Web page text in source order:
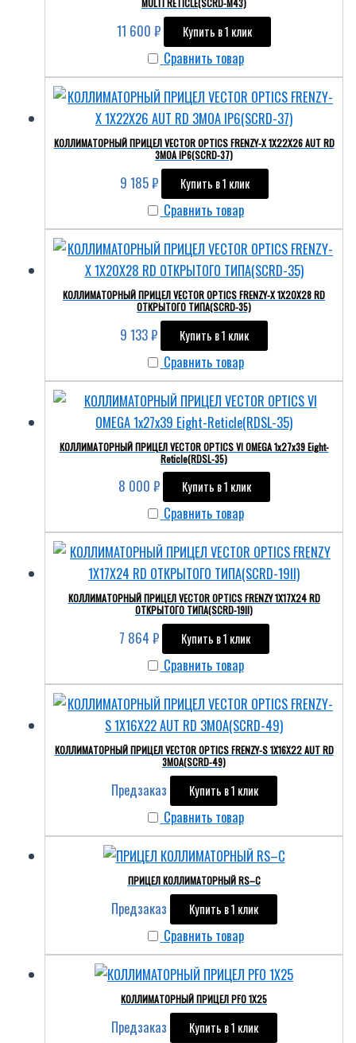
11 600 ₽ Купить в 1 клик
Сравнить товар
КОЛЛИМАТОРНЫЙ ПРИЦЕЛ VECTOR OPTICS FRENZY-X 1X22X26 AUT RD
3MOA IP6(SCRD-37)
9 185₽ Купить в 1 клик
Сравнить товар
КОЛЛИМАТОРНЫЙ ПРИЦЕЛ VECTOR OPTICS FRENZY-Х 1X20X28 RD
ОТКРЫТОГО ТИПА(SCRD-35)
9 133₽ Купить в 1 клик
Сравнить товар
КОЛЛИМАТОРНЫЙ ПРИЦЕЛ VECTOR OPTICS VI OMEGA 1x27x39 Eight-
Reticle(RDSL-35)
8 000 ₽ Купить в 1 клик
Сравнить товар
КОЛЛИМАТОРНЫЙ ПРИЦЕЛ VECTOR OPTICS FRENZY 1X17X24 RD
ОТКРЫТОГО ТИПА(SCRD-19II)
7 864 ₽ Купить в 1 клик
Сравнить товар
КОЛЛИМАТОРНЫЙ ПРИЦЕЛ VECTOR OPTICS FRENZY-S 1X16X22 AUT RD
3MOA(SCRD-49)
Предзаказ Купить в 1 клик
Сравнить товар
ПРИЦЕЛ КОЛЛИМАТОРНЫЙ RS–C
Предзаказ Купить в 1 клик
Сравнить товар
КОЛЛИМАТОРНЫЙ ПРИЦЕЛ PFO 1X25
Предзаказ Купить в 1 клик